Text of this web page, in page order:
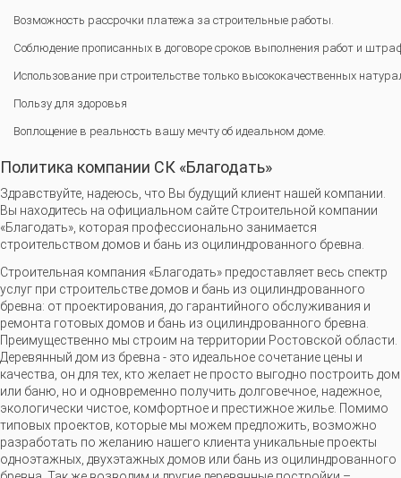
Возможность рассрочки платежа за строительные работы.
Соблюдение прописанных в договоре сроков выполнения работ и
Использование при строительстве только высококачественных
Пользу для здоровья
Воплощение в реальность вашу мечту об идеальном доме.
Политика компании СК «Благодать»
Здравствуйте, надеюсь, что Вы будущий клиент нашей компании.
Вы находитесь на официальном сайте Строительной компании
«Благодать», которая профессионально занимается
строительством домов и бань из оцилиндрованного бревна.
Строительная компания «Благодать» предоставляет весь спектр
услуг при строительстве домов и бань из оцилиндрованного
бревна: от проектирования, до гарантийного обслуживания и
ремонта готовых домов и бань из оцилиндрованного бревна.
Преимущественно мы строим на территории Ростовской области.
Деревянный дом из бревна - это идеальное сочетание цены и
качества, он для тех, кто желает не просто выгодно построить дом
или баню, но и одновременно получить долговечное, надежное,
экологически чистое, комфортное и престижное жилье. Помимо
типовых проектов, которые мы можем предложить, возможно
разработать по желанию нашего клиента уникальные проекты
одноэтажных, двухэтажных домов или бань из оцилиндрованного